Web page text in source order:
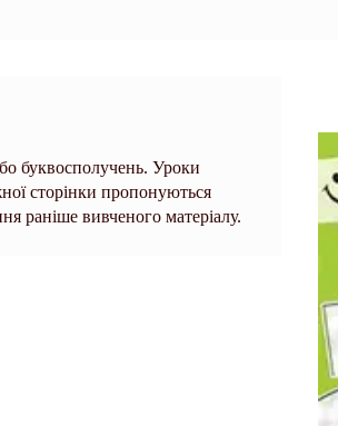
буквосполучень. Уроки
сторінки пропонуються
раніше вивченого матеріалу.